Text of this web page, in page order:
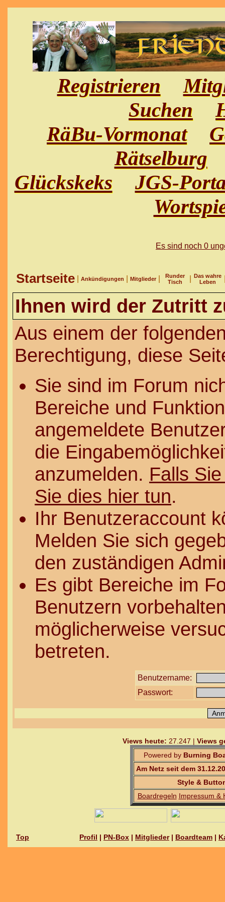
Registrieren
Suchen
RäBu-Vormonat
Rätselburg
Glückskeks
JGS-
Es sind noch 0
Startseite Ankündigungen Mitglieder
Runder
Tisch
Das wahre
Leben
Ihnen wird der Zutritt
Aus einem der
Berechtigung, diese
Sie sind im Forum
Bereiche und
angemeldete
die
anzumelden. Falls
Sie dies hier tun.
Ihr Benutzeraccount
Melden Sie sich
den zuständigen
Es gibt Bereiche im
Benutzern
möglicherweise
betreten.
Benutzername:
Passwort:
Views heute: 27.247 | Views
Powered by Burning
Am Netz seit dem
Style &
Boardregeln Impressum &
Top Profil | PN-Box | Mitglieder| Boardteam |